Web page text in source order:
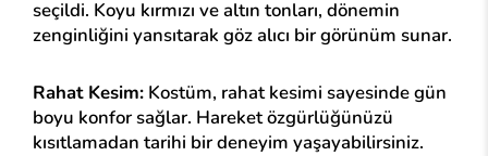
seçildi. Koyu kırmızı ve altın tonları, dönemin
zenginliğini yansıtarak göz alıcı bir görünüm sunar.
Rahat Kesim: Kostüm, rahat kesimi sayesinde gün
boyu konfor sağlar. Hareket özgürlüğünüzü
kısıtlamadan tarihi bir deneyim yaşayabilirsiniz.